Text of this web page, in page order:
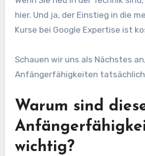
hier. Und ja, der Einstieg in die
Kurse bei Google Expertise ist
Schauen wir uns als Nächstes
Anfängerfähigkeiten
Warum sind
wichtig?